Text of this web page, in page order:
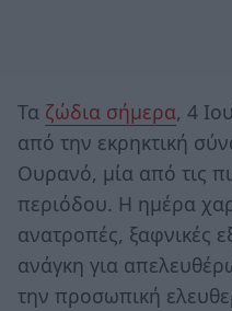
Τα ζώδια σήμερα, 4
από την εκρηκτική
Ουρανό, μία από τις
περιόδου. Η ημέρα
ανατροπές, ξαφνικές
ανάγκη για
την προσωπική